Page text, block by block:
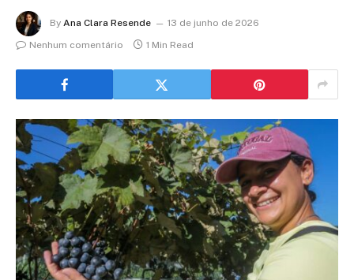
By Ana Clara Resende
13 de junho de 2026
Nenhum comentário
1 Min Read